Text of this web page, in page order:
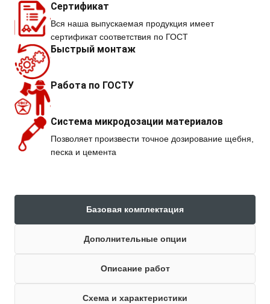
Сертификат
Вся наша выпускаемая продукция имеет
сертификат соответствия по ГОСТ
Быстрый монтаж
Работа по ГОСТУ
Система микродозации материалов
Позволяет произвести точное дозирование щебня,
песка и цемента
Базовая комплектация
Дополнительные опции
Описание работ
Схема и характеристики